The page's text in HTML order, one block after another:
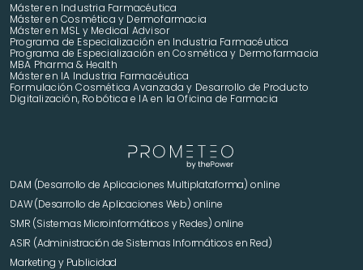
Máster en Industria Farmacéutica
Máster en Cosmética y Dermofarmacia
Máster en MSL y Medical Advisor
Programa de Especialización en Industria Farmacéutica
Programa de Especialización en Cosmética y Dermofarmacia
MBA Pharma & Health
Máster en IA Industria Farmacéutica
Formulación Cosmética Avanzada y Desarrollo de Producto
Digitalización, Robótica e IA en la Oficina de Farmacia
DAM (Desarrollo de Aplicaciones Multiplataforma) online
DAW (Desarrollo de Aplicaciones Web) online
SMR (Sistemas Microinformáticos y Redes) online
ASIR (Administración de Sistemas Informáticos en Red)
Marketing y Publicidad